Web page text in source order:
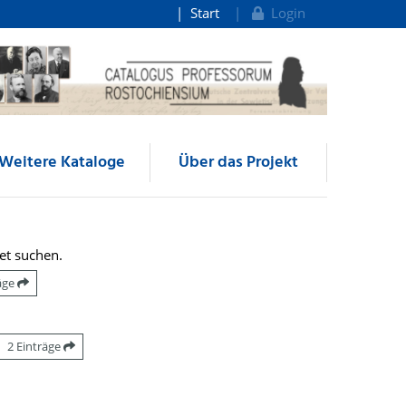
Start Login
Kataloge Über das Projekt
suchen.
2 Einträge